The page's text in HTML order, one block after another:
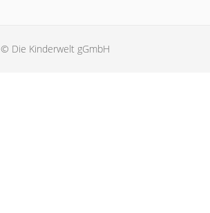
© Die Kinderwelt gGmbH